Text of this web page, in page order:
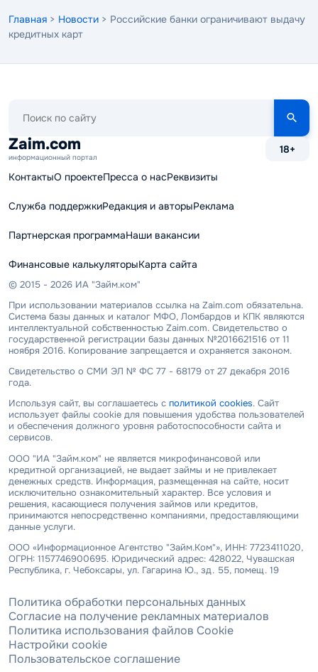
Главная > Новости > Российские банки ограничивают выдачу
кредитных карт
сайту
Zaim.com
информационный портал
18+
КонтактыО проектеПресса о насРеквизиты
Служба поддержкиРедакция и авторыРеклама
Партнерская программаНаши вакансии
Финансовые калькуляторыКарта сайта
© 2015 - 2026 ИА "Займ.ком"
При использовании материалов ссылка на Zaim.com обязательна.
Система базы данных и каталог МФО, Ломбардов и КПК являются
интеллектуальной собственностью Zaim.com. Свидетельство о
государственной регистрации базы данных №2016621516 от 11
ноября 2016. Копирование запрещается и охраняется законом.
Свидетельство о СМИ ЭЛ № ФС 77 - 68179 от 27 декабря 2016
года.
Используя сайт, вы соглашаетесь с политикой cookies. Сайт
использует файлы cookie для повышения удобства пользователей
и обеспечения должного уровня работоспособности сайта и
сервисов.
ООО "ИА "Займ.ком" не является микрофинансовой или
кредитной организацией, не выдает займы и не привлекает
денежных средств. Информация, размещенная на сайте, носит
исключительно ознакомительный характер. Все условия и
решения, касающиеся получения займов или кредитов,
принимаются непосредственно компаниями, предоставляющими
данные услуги.
ООО «Информационное Агентство "Займ.Ком"», ИНН: 7723411020,
ОГРН: 1157746900695. Юридический адрес: 428022, Чувашская
Республика, г. Чебоксары, ул. Гагарина Ю., зд. 55, помещ. 19
Политика обработки персональных данных
Согласие на получение рекламных материалов
Политика использования файлов Cookie
Настройки cookie
Пользовательское соглашение